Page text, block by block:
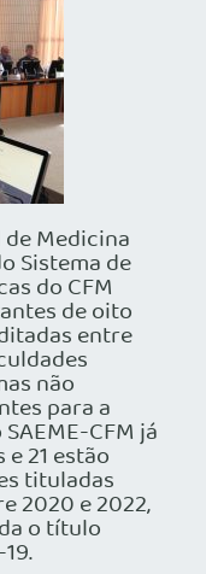
Medicina
Sistema de
do CFM
de oito
entre
não
para a
CFM já
21 estão
tituladas
2020 e 2022,
o título